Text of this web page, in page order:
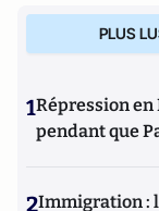
PLUS
1Répression en
pendant que
2Immigration :